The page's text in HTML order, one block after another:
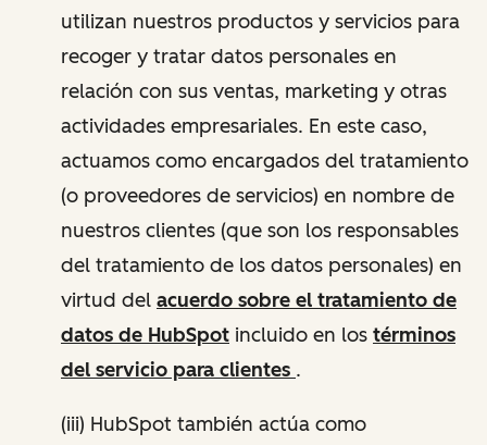
utilizan nuestros productos y servicios para
recoger y tratar datos personales en
relación con sus ventas, marketing y otras
actividades empresariales. En este caso,
actuamos como encargados del tratamiento
(o proveedores de servicios) en nombre de
nuestros clientes (que son los responsables
del tratamiento de los datos personales) en
virtud del acuerdo sobre el tratamiento de
datos de HubSpot incluido en los términos
del servicio para clientes .
(iii) HubSpot también actúa como